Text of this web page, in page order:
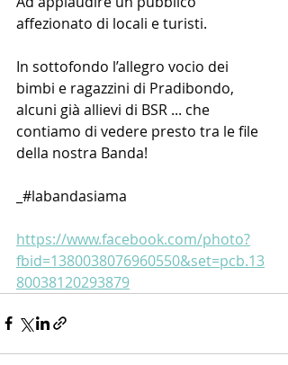
affezionato di locali e turisti.
In sottofondo l’allegro vocio dei
bimbi e ragazzini di Pradibondo,
alcuni già allievi di BSR ... che
contiamo di vedere presto tra le file
della nostra Banda!
_#labandasiama
https://www.facebook.com/photo?
fbid=1380038076960550&set=pcb.13
80038120293879